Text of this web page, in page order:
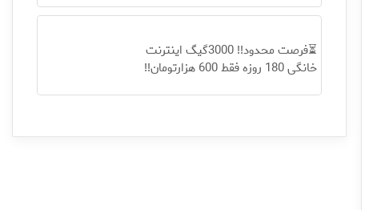
⏳فرصت محدود!! 3000گیگ اینترنت
خانگی 180 روزه فقط 600 هزارتومان!!